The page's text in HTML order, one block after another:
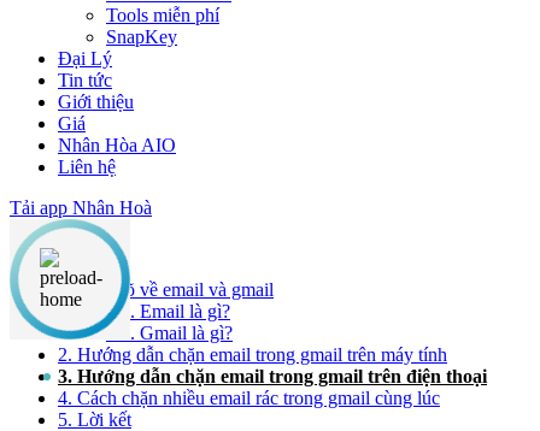
Tools miễn phí
SnapKey
Đại Lý
Tin tức
Giới thiệu
Giá
Nhân Hòa AIO
Liên hệ
Tải app Nhân Hoà
Nội dung chính
1. Hiểu rõ về email và gmail
1.1. Email là gì?
1.2. Gmail là gì?
2. Hướng dẫn chặn email trong gmail trên máy tính
3. Hướng dẫn chặn email trong gmail trên điện thoại
4. Cách chặn nhiều email rác trong gmail cùng lúc
5. Lời kết